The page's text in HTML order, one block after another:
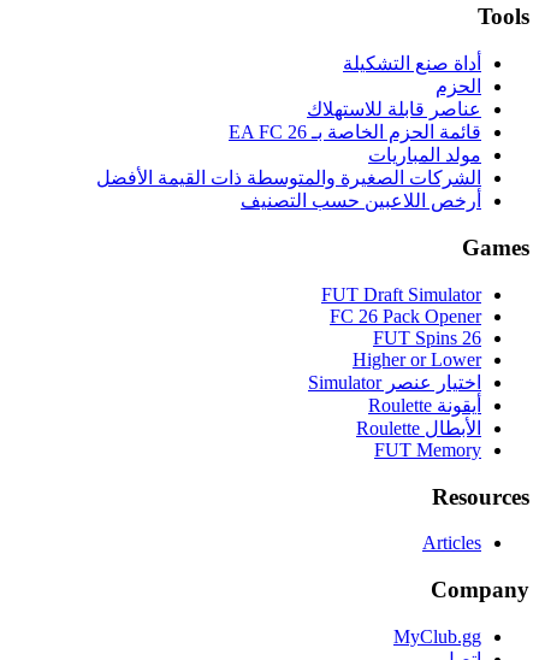
Tools
أداة صنع التشكيلة
الحزم
عناصر قابلة للاستهلاك
قائمة الحزم الخاصة بـ EA FC 26
مولد المباريات
الشركات الصغيرة والمتوسطة ذات القيمة الأفضل
أرخص اللاعبين حسب التصنيف
Games
FUT Draft Simulator
FC 26 Pack Opener
FUT Spins 26
Higher or Lower
اختيار عنصر Simulator
أيقونة Roulette
الأبطال Roulette
FUT Memory
Resources
Articles
Company
MyClub.gg